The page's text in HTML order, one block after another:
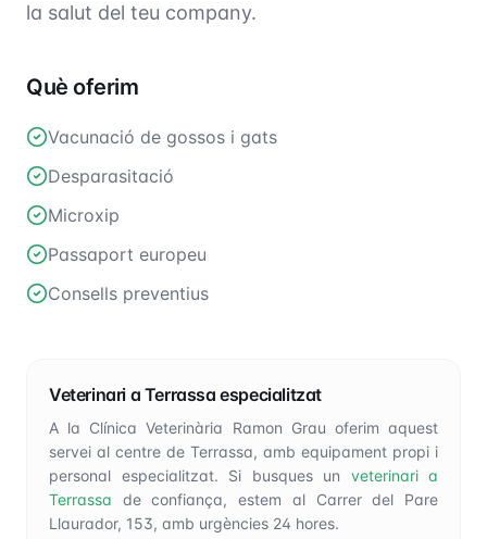
la salut del teu company.
Què oferim
Vacunació de gossos i gats
Desparasitació
Microxip
Passaport europeu
Consells preventius
Veterinari a Terrassa especialitzat
A la Clínica Veterinària Ramon Grau oferim aquest
servei al centre de Terrassa, amb equipament propi i
personal especialitzat. Si busques un veterinari a
Terrassa de confiança, estem al Carrer del Pare
Llaurador, 153, amb urgències 24 hores.